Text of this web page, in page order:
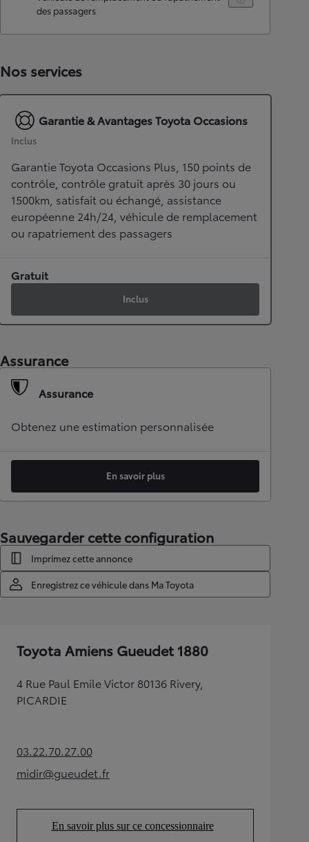
des passagers
Nos services
Garantie & Avantages Toyota Occasions
Inclus
Garantie Toyota Occasions Plus, 150 points de
contrôle, contrôle gratuit après 30 jours ou
1500km, satisfait ou échangé, assistance
européenne 24h/24, véhicule de remplacement
ou rapatriement des passagers
Gratuit
Inclus
Assurance
Assurance
Obtenez une estimation personnalisée
En savoir plus
Sauvegarder cette configuration
Imprimez cette annonce
Enregistrez ce véhicule dans Ma Toyota
Toyota Amiens Gueudet 1880
4 Rue Paul Emile Victor 80136 Rivery,
PICARDIE
03.22.70.27.00(Opens in new tab)
midir@gueudet.fr(Opens in new tab)
En savoir plus sur ce concessionnaire
(Opens in new tab)